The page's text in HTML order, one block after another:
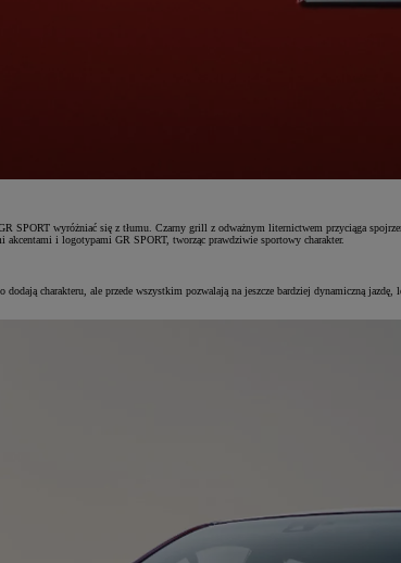
wyróżniać się z tłumu. Czarny grill z odważnym liternictwem przyciąga
i logotypami GR SPORT, tworząc prawdziwie sportowy charakter.
charakteru, ale przede wszystkim pozwalają na jeszcze bardziej dynamiczną